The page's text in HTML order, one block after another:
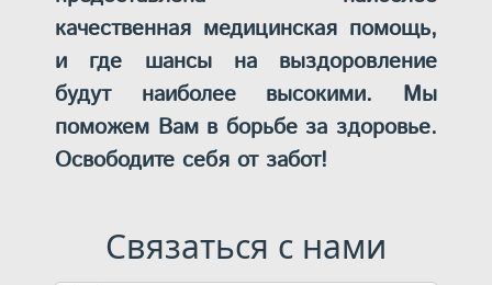
качественная медицинская помощь,
и где шансы на выздоровление
будут наиболее высокими. Мы
поможем Вам в борьбе за здоровье.
Освободите себя от забот!
Связаться с нами